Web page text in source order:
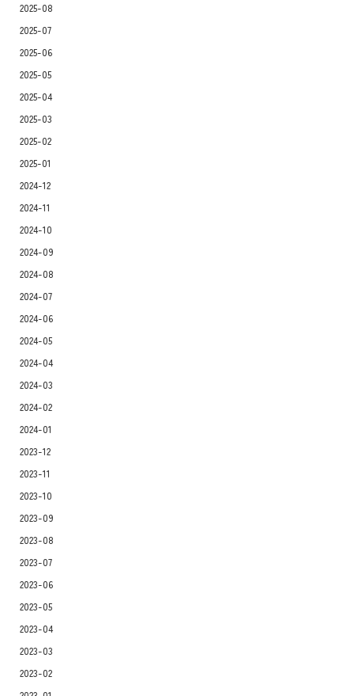
2025-08
2025-07
2025-06
2025-05
2025-04
2025-03
2025-02
2025-01
2024-12
2024-11
2024-10
2024-09
2024-08
2024-07
2024-06
2024-05
2024-04
2024-03
2024-02
2024-01
2023-12
2023-11
2023-10
2023-09
2023-08
2023-07
2023-06
2023-05
2023-04
2023-03
2023-02